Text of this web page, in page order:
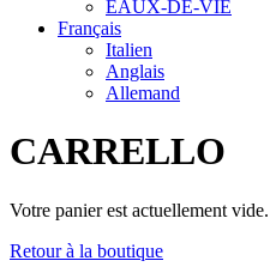
EAUX-DE-VIE
Français
Italien
Anglais
Allemand
CARRELLO
Votre panier est actuellement vide.
Retour à la boutique